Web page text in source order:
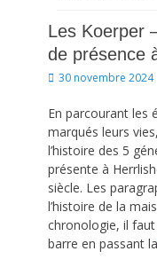
Les Koerper
de présence
Posted
30 novembre 2024
En parcourant les
marqués leurs
l’histoire des 5
présente à
siècle. Les
l’histoire de la
chronologie, il faut
barre en passant la